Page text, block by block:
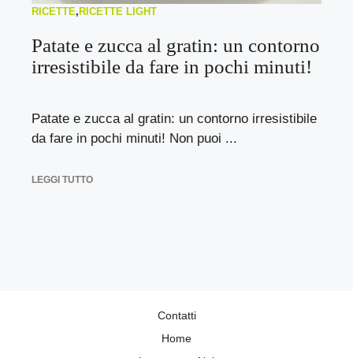
RICETTE, RICETTE LIGHT
Patate e zucca al gratin: un contorno
irresistibile da fare in pochi minuti!
Patate e zucca al gratin: un contorno irresistibile
da fare in pochi minuti! Non puoi ...
LEGGI TUTTO
Contatti
Home